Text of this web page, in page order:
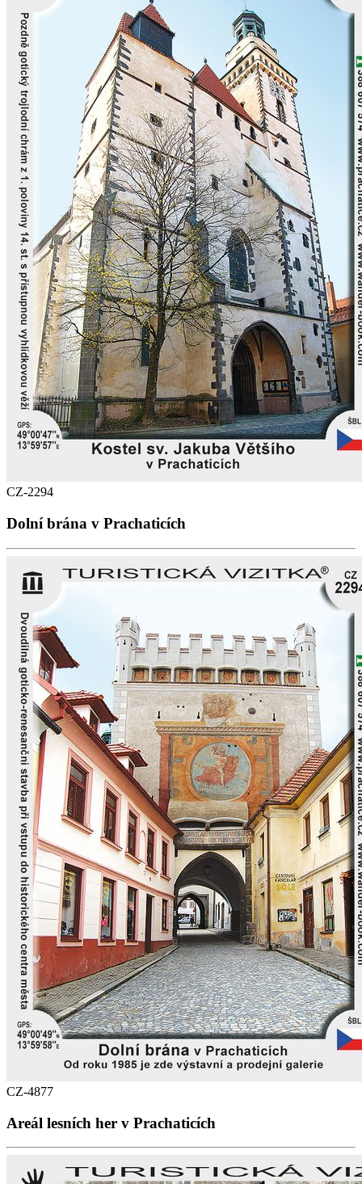
CZ-2294
Dolní brána v Prachaticích
CZ-4877
Areál lesních her v Prachaticích